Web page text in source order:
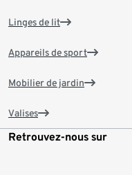
Linges de lit
Appareils de sport
Mobilier de jardin
Valises
Retrouvez-nous sur